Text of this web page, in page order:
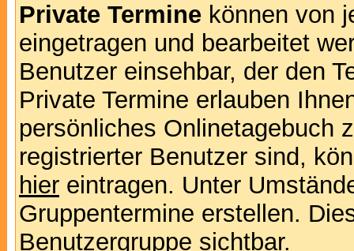
Private Termine können von
eingetragen und bearbeitet
Benutzer einsehbar, der den
Private Termine erlauben
persönliches Onlinetagebuch
registrierter Benutzer sind,
hier eintragen. Unter
Gruppentermine erstellen.
Benutzergruppe sichtbar.